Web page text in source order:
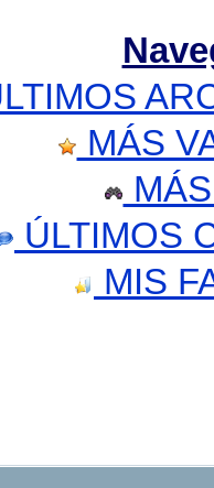
MÁS
ÚLTIMOS
MIS